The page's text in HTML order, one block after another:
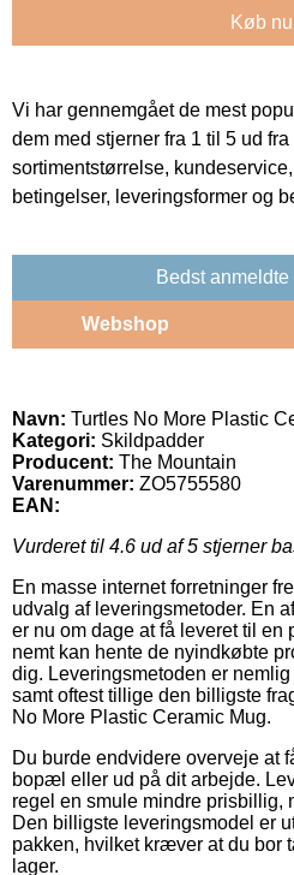
Køb
Vi har gennemgået de mest
dem med stjerner fra 1 til 5 ud
sortimentstørrelse,
betingelser, leveringsformer og
Bedst
Webshop
Navn: Turtles No More Plastic
Kategori: Skildpadder
Producent: The Mountain
Varenummer: ZO5755580
EAN:
Vurderet til 4.6 ud af 5 stjerner
En masse internet forretninger
udvalg af leveringsmetoder. En
er nu om dage at få leveret til en
nemt kan hente de nyindkøbte
dig. Leveringsmetoden er
samt oftest tillige den billigste
No More Plastic Ceramic Mug.
Du burde endvidere overveje at
bopæl eller ud på dit arbejde.
regel en smule mindre prisbillig,
Den billigste leveringsmodel er
pakken, hvilket kræver at du bor
lager.